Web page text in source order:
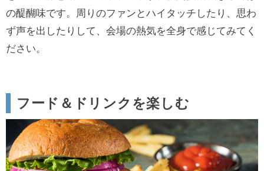
の醍醐味です。周りのファンとハイタッチしたり、思わ
ず声を出したりして、会場の熱気を全身で感じてみてく
ださい。
フード＆ドリンクを楽しむ